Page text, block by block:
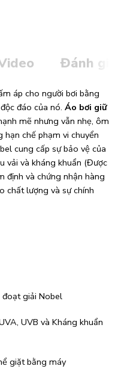
Đánh
áp cho người bơi bằng
đáo của nó. Áo bơi giữ
mẽ nhưng vẫn nhẹ, ôm
chế phạm vi chuyển
cung cấp sự bảo vệ của
vải và kháng khuẩn (Được
định và chứng nhận hàng
chất lượng và sự chính
đoạt giải Nobel
UVB và Kháng khuẩn
giặt bằng máy